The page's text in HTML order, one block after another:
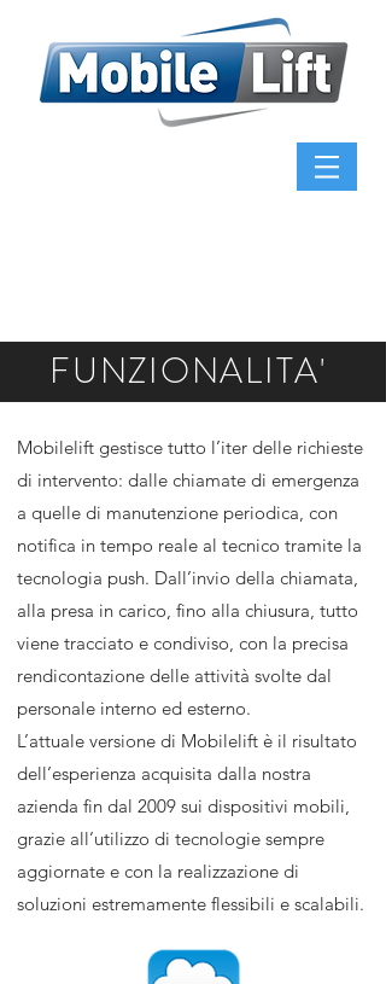
FUNZIONALITA'
Mobilelift gestisce tutto l’iter delle richieste
di intervento: dalle chiamate di emergenza
a quelle di manutenzione periodica, con
notifica in tempo reale al tecnico tramite la
tecnologia push. Dall’invio della chiamata,
alla presa in carico, fino alla chiusura, tutto
viene tracciato e condiviso, con la precisa
rendicontazione delle attività svolte dal
personale interno ed esterno.
L’attuale versione di Mobilelift è il risultato
dell’esperienza acquisita dalla nostra
azienda fin dal 2009 sui dispositivi mobili,
grazie all’utilizzo di tecnologie sempre
aggiornate e con la realizzazione di
soluzioni estremamente flessibili e scalabili.